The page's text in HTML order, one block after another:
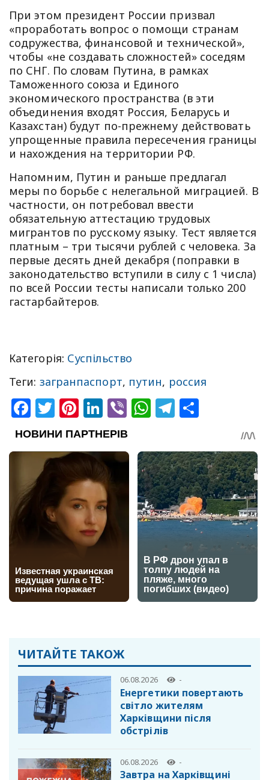
При этом президент России призвал
«проработать вопрос о помощи странам
содружества, финансовой и технической»,
чтобы «не создавать сложностей» соседям
по СНГ. По словам Путина, в рамках
Таможенного союза и Единого
экономического пространства (в эти
объединения входят Россия, Беларусь и
Казахстан) будут по-прежнему действовать
упрощенные правила пересечения границы
и нахождения на территории РФ.
Напомним, Путин и раньше предлагал
меры по борьбе с нелегальной миграцией. В
частности, он потребовал ввести
обязательную аттестацию трудовых
мигрантов по русскому языку. Тест является
платным – три тысячи рублей с человека. За
первые десять дней декабря (поправки в
законодательство вступили в силу с 1 числа)
по всей России тесты написали только 200
гастарбайтеров.
Категорія: Суспільство
Теги: загранпаспорт, путин, россия
Facebook
Twitter
Pinterest
LinkedIn
ViberWhatsApp
Telegram
ЧИТАЙТЕ ТАКОЖ
06.08.2026 -
Енергетики повертають
світло жителям
Харківщини після
обстрілів
06.08.2026 -
Завтра на Харківщині